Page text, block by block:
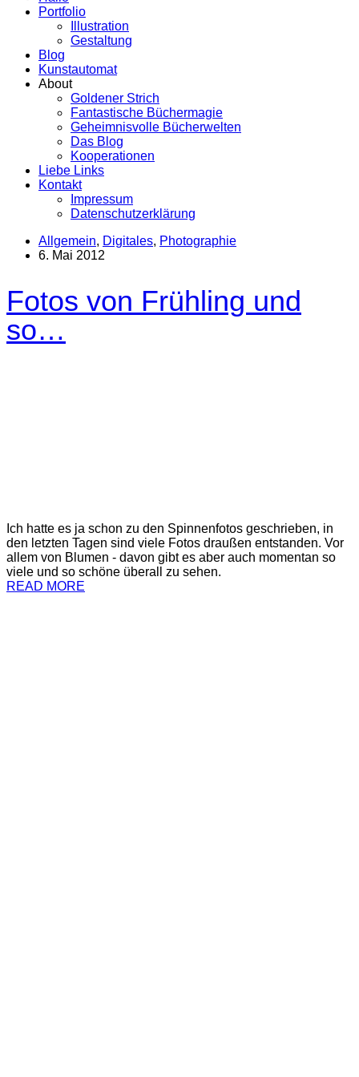
Portfolio
Illustration
Gestaltung
Blog
Kunstautomat
About
Goldener Strich
Fantastische Büchermagie
Geheimnisvolle Bücherwelten
Das Blog
Kooperationen
Liebe Links
Kontakt
Impressum
Datenschutzerklärung
Allgemein, Digitales, Photographie
6. Mai 2012
Fotos von Frühling und
so…
Ich hatte es ja schon zu den Spinnenfotos geschrieben, in
den letzten Tagen sind viele Fotos draußen entstanden. Vor
allem von Blumen - davon gibt es aber auch momentan so
viele und so schöne überall zu sehen.
READ MORE